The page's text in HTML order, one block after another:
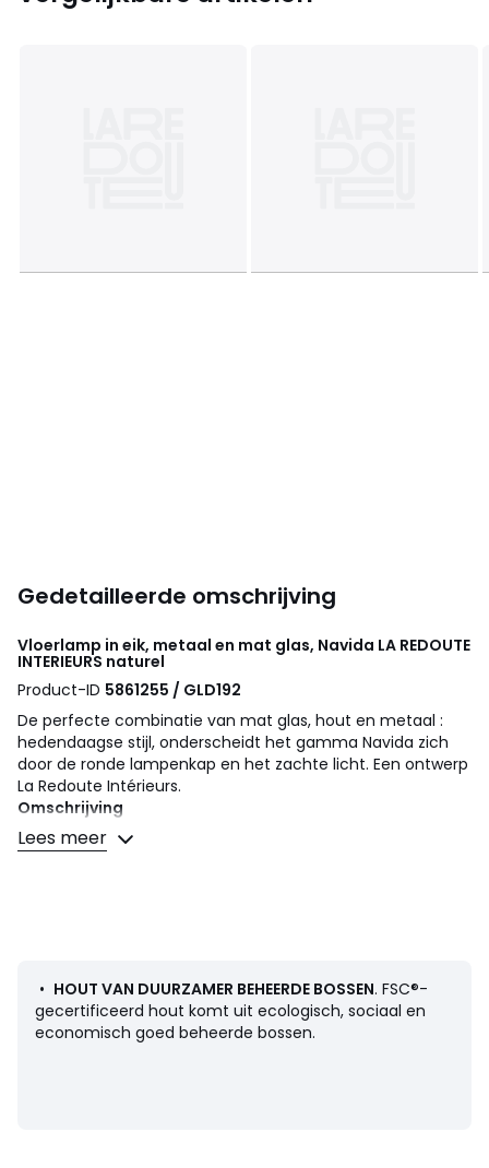
Gedetailleerde omschrijving
Vloerlamp in eik, metaal en mat glas, Navida LA REDOUTE
INTERIEURS naturel
Product-ID 5861255 / GLD192
De perfecte combinatie van mat glas, hout en metaal :
hedendaagse stijl, onderscheidt het gamma Navida zich
door de ronde lampenkap en het zachte licht. Een ontwerp
La Redoute Intérieurs.
Omschrijving
• Structuur in eik
• Lampenkap in mat glas
• Breedte : 25 cm
• Hoogte : 156,2 cm
• Diepte : 30 cm
• Lampenkap : Ø20 x H22,8 cm
Lees meer
• HOUT VAN DUURZAMER BEHEERDE BOSSEN. FSC®-
gecertificeerd hout komt uit ecologisch, sociaal en
economisch goed beheerde bossen.